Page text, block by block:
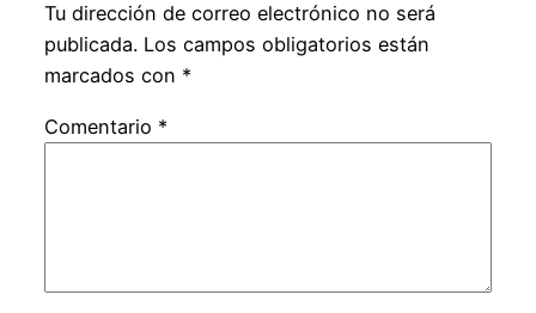
Tu dirección de correo electrónico no será
publicada. Los campos obligatorios están
marcados con *
Comentario *